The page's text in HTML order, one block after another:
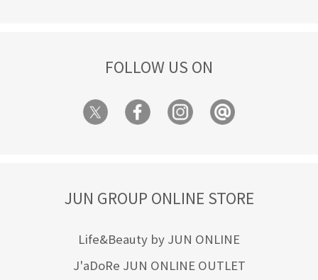
FOLLOW US ON
JUN GROUP ONLINE STORE
Life&Beauty by JUN ONLINE
J'aDoRe JUN ONLINE OUTLET